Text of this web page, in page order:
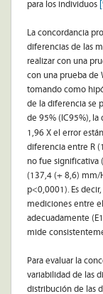
para los individuos
La concordancia
diferencias de las
realizar con una
con una prueba de
tomando como
de la diferencia se
de 95% (IC95%),
1,96 X el error
diferencia entre R
no fue significativa
(137,4 (+ 8,6) mm/
p<0,0001). Es
mediciones entre
adecuadamente
mide
Para evaluar la
variabilidad de las
distribución de las